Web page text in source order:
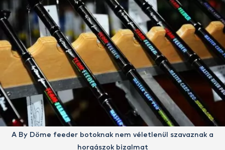
A By Döme feeder botoknak nem véletlenül szavaznak a
horgászok bizalmat